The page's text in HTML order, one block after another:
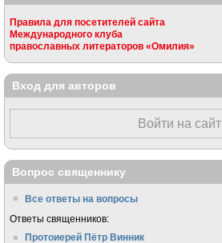
Правила для посетителей сайта
Международного клуба
православных литераторов «Омилия»
Вход для авторов
Войти на сайт
Вопрос священнику
Все ответы на вопросы
Ответы священников:
Протоиерей Пётр Винник